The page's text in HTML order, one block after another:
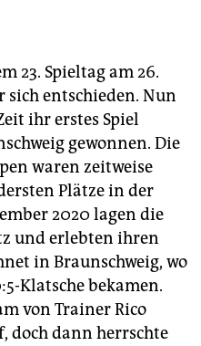
23. Spieltag am 26.
sich entschieden. Nun
ihr erstes Spiel
gewonnen. Die
waren zeitweise
Plätze in der
2020 lagen die
und erlebten ihren
in Braunschweig, wo
Klatsche bekamen.
von Trainer Rico
doch dann herrschte